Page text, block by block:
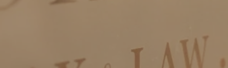
Download: